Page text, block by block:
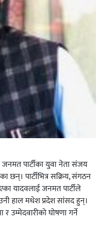
जनमत पार्टीका युवा नेता संजय
छन्। पार्टीभित्र सक्रिय, संगठन
यादवलाई जनमत पार्टीले
हाल मधेश प्रदेश सांसद हुन्।
उम्मेदवारीको घोषणा गर्ने